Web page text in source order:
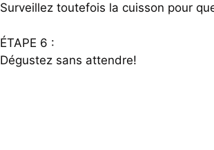
Surveillez toutefois la cuisson pour
ÉTAPE 6 :
Dégustez sans attendre!